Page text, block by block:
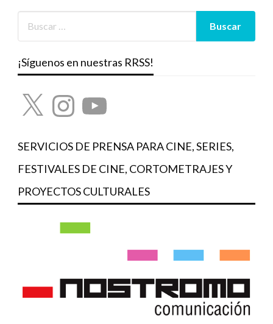
¡Síguenos en nuestras RRSS!
X InstagramYouTube
SERVICIOS DE PRENSA PARA CINE, SERIES,
FESTIVALES DE CINE, CORTOMETRAJES Y
PROYECTOS CULTURALES